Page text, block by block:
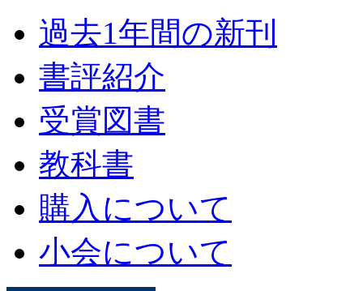
過去1年間の新刊
書評紹介
受賞図書
教科書
購入について
小会について